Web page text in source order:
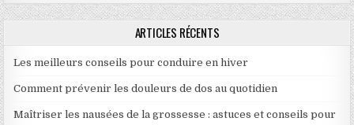
ARTICLES RÉCENTS
Les meilleurs conseils pour conduire en hiver
Comment prévenir les douleurs de dos au quotidien
Maîtriser les nausées de la grossesse : astuces et conseils pour